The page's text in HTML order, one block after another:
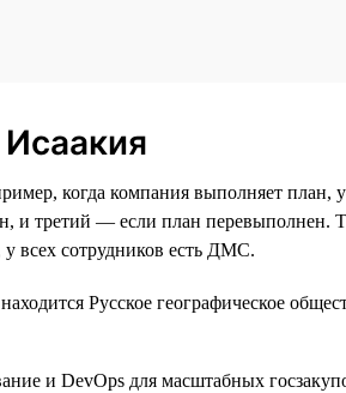
когда компания выполняет план,
третий — если план перевыполнен.
у всех сотрудников есть ДМС.
Русское географическое